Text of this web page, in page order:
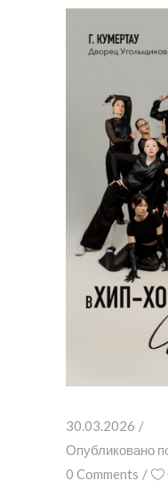
30.03.2026
Опубликовано
0 Comments